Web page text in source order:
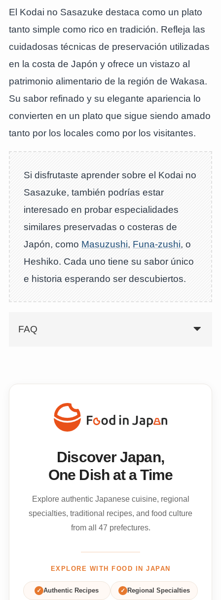
El Kodai no Sasazuke destaca como un plato
tanto simple como rico en tradición. Refleja las
cuidadosas técnicas de preservación utilizadas
en la costa de Japón y ofrece un vistazo al
patrimonio alimentario de la región de Wakasa.
Su sabor refinado y su elegante apariencia lo
convierten en un plato que sigue siendo amado
tanto por los locales como por los visitantes.
Si disfrutaste aprender sobre el Kodai no
Sasazuke, también podrías estar
interesado en probar especialidades
similares preservadas o costeras de
Japón, como Masuzushi, Funa-zushi, o
Heshiko. Cada uno tiene su sabor único
e historia esperando ser descubiertos.
FAQ
Discover Japan,
One Dish at a Time
Explore authentic Japanese cuisine, regional
specialties, traditional recipes, and food culture
from all 47 prefectures.
EXPLORE WITH FOOD IN JAPAN
✓ Authentic Recipes ✓ Regional Specialties